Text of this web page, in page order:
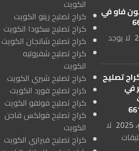
فاو في
لا يوجد
تصليح
في
لا
الكويت
كراج تصليح رينو الكويت
كراج تصليح سكودا الكويت
كراج تصليح شانجان الكويت
كراج تصليح شفروليه
الكويت
كراج تصليح شيري الكويت
كراج تصليح فورد الكويت
كراج تصليح فولفو الكويت
كراج تصليح فولكس فاجن
الكويت
كراج تصليح فيراري الكويت